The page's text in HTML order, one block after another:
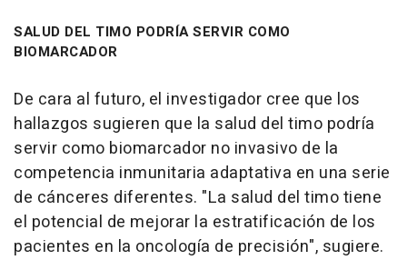
SALUD DEL TIMO PODRÍA SERVIR COMO
BIOMARCADOR
De cara al futuro, el investigador cree que los
hallazgos sugieren que la salud del timo podría
servir como biomarcador no invasivo de la
competencia inmunitaria adaptativa en una serie
de cánceres diferentes. "La salud del timo tiene
el potencial de mejorar la estratificación de los
pacientes en la oncología de precisión", sugiere.